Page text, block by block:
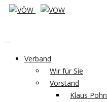
Verband
Wir für Sie
Vorstand
Klaus Pohn